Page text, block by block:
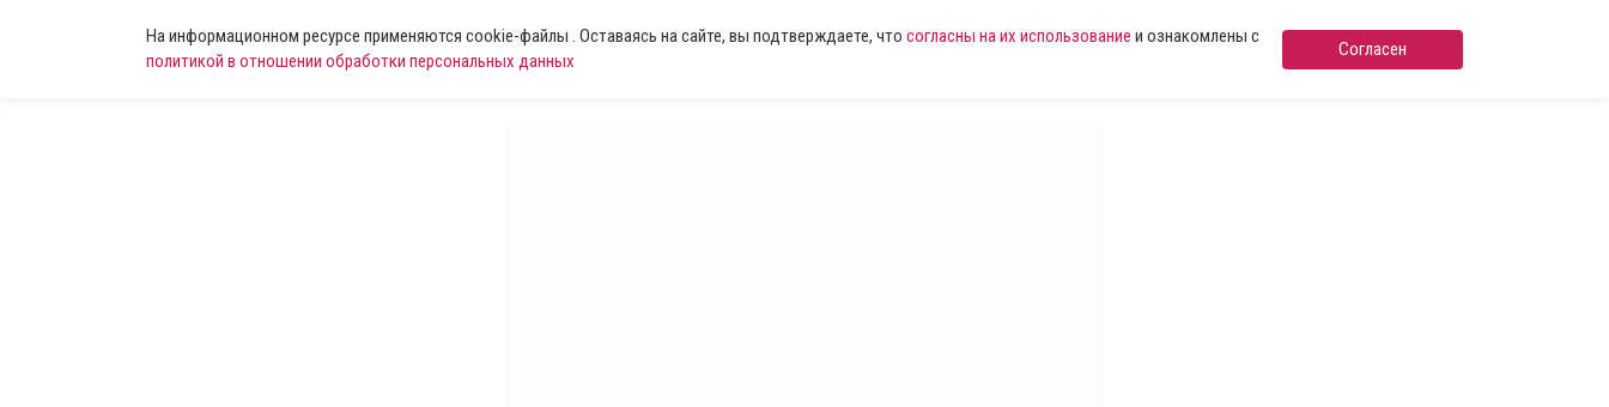
На информационном ресурсе применяются cookie-файлы . Оставаясь на сайте, вы подтверждаете, что согласны на их использование и ознакомлены с
политикой в отношении обработки персональных данных
Согласен